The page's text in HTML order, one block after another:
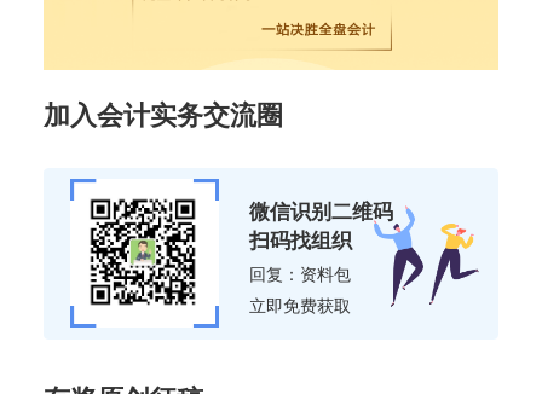
加入会计实务交流圈
微信识别二维码
扫码找组织
回复：资料包
立即免费获取